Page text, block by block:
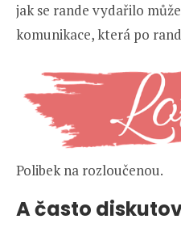
jak se rande vydařilo
komunikace, která po
Polibek na rozloučenou.
A často